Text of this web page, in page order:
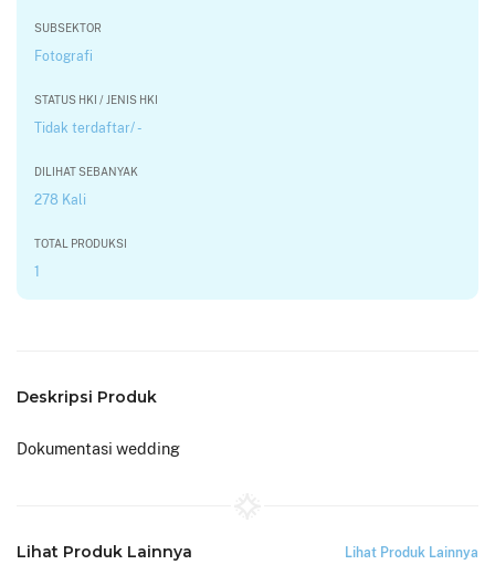
SUBSEKTOR
Fotografi
STATUS HKI / JENIS HKI
Tidak terdaftar/ -
DILIHAT SEBANYAK
278 Kali
TOTAL PRODUKSI
1
Deskripsi Produk
Dokumentasi wedding
Lihat Produk Lainnya Lihat Produk Lainnya